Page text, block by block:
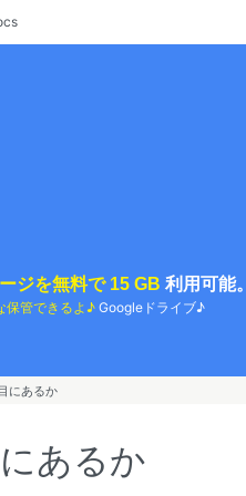
ジを無料で 15 GB 利用可能。
保管できるよ♪ Googleドライブ♪
にあるか
あるか